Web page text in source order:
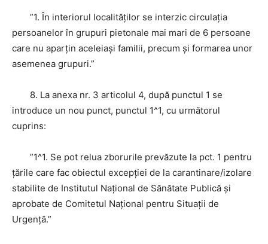
”1. În interiorul localităţilor se interzic circulaţia
persoanelor în grupuri pietonale mai mari de 6 persoane
care nu aparţin aceleiaşi familii, precum şi formarea unor
asemenea grupuri.”
8. La anexa nr. 3 articolul 4, după punctul 1 se
introduce un nou punct, punctul 1^1, cu următorul
cuprins:
”1^1. Se pot relua zborurile prevăzute la pct. 1 pentru
ţările care fac obiectul excepţiei de la carantinare/izolare
stabilite de Institutul Naţional de Sănătate Publică şi
aprobate de Comitetul Naţional pentru Situaţii de
Urgenţă.”